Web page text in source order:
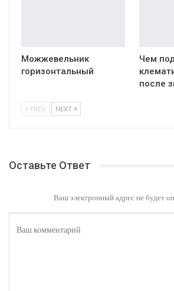
Можжевельник
горизонтальный
Чем
после
PREV NEXT
Оставьте Ответ
Ваш электронный адрес не будет